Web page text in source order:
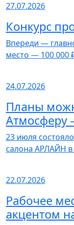
27.07.2026
Конкурс
Впереди —
место — 100 000
24.07.2026
Планы
Атмосферу
23 июля
салона АРЛАЙН в
22.07.2026
Рабочее
акцентом